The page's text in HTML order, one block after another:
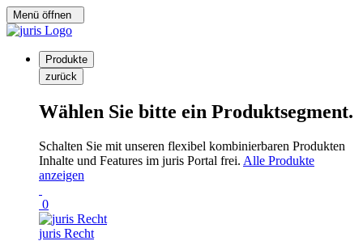
Menü öffnen
Produkte
zurück
Wählen Sie bitte ein Produktsegment.
Schalten Sie mit unseren flexibel kombinierbaren Produkten
Inhalte und Features im juris Portal frei. Alle Produkte
anzeigen
0
juris Recht